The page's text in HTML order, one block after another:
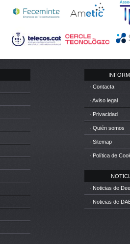
· Contacta
· Aviso legal
· Privacidad
· Quién somos
· Sitemap
· Política de
· Noticias de
· Noticias de